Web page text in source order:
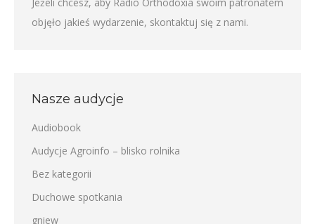
objęło jakieś wydarzenie, skontaktuj się z nami.
Nasze audycje
Audiobook
Audycje Agroinfo – blisko rolnika
Bez kategorii
Duchowe spotkania
gniew